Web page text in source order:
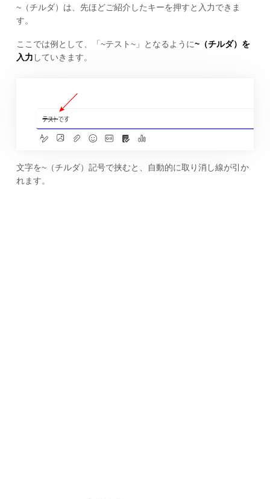
~（チルダ）は、先ほどご紹介したキーを押すと入力できま
す。
ここでは例として、「~テスト~」となるように~（チルダ）を
入力 していきます。
文字を~（チルダ）記号で挟むと、自動的に取り消し線が引か
れます。